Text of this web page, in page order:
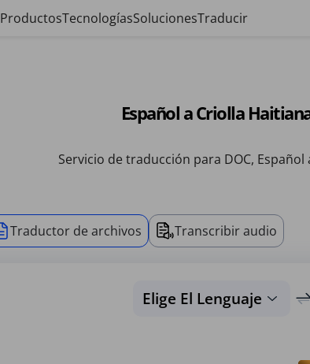
ProductosTecnologíasSolucionesTraducir
Español a Criolla
Servicio de traducción para DOC,
Traductor de archivos Transcribir audio
Elige El Lenguaje